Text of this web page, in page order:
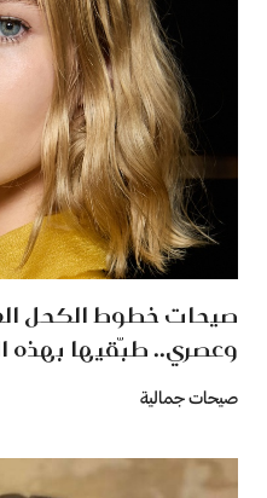
صيحات خطوط الكحل
وعصري.. طبّقيها بهذه
صيحات جمالية